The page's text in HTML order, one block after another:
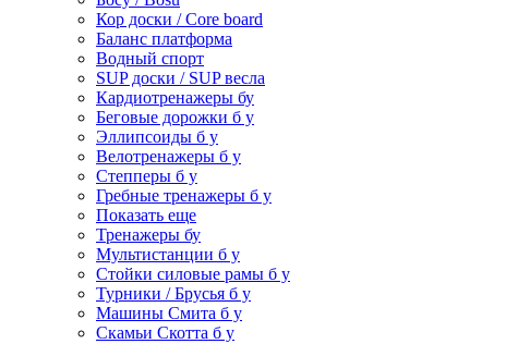
Кор доски / Core board
Баланс платформа
Водный спорт
SUP доски / SUP весла
Кардиотренажеры бу
Беговые дорожки б у
Эллипсоиды б у
Велотренажеры б у
Степперы б у
Гребные тренажеры б у
Показать еще
Тренажеры бу
Мультистанции б у
Стойки силовые рамы б у
Турники / Брусья б у
Машины Смита б у
Скамьи Скотта б у